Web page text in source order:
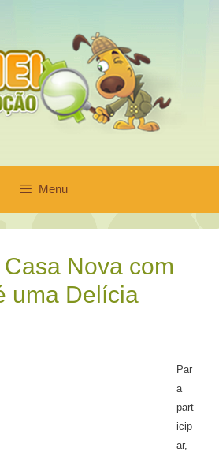
Menu
Nova com
uma Delícia
Par
a
part
icip
ar,